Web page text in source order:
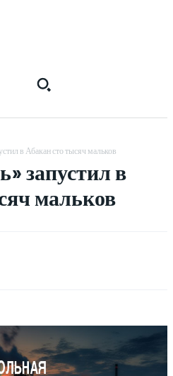
в Абакан сто тысяч мальков
запустил в
мальков